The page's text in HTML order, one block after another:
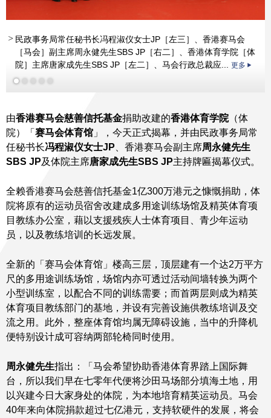
民政事务局常任秘书长冯程淑仪女士JP［左三］、香港赛马会
［马会］副主席周永健先生SBS JP［右二］、香港体育学院［体
院］主席唐家成先生SBS JP［左二］、马会行政总裁应... 更多
更多
更多
更多
更多
由香港赛马会慈善信托基金捐助改建的香港体育学院（体
院）「赛马会体育馆 」，今天正式揭幕，并由民政事务局常
任秘书长冯程淑仪女士JP 、香港赛马会副主席周永健先生
SBS JP及体院主席唐家成先生SBS JP主持牌匾揭幕仪式。
全赖香港赛马会慈善信托基金1亿300万港元之慷慨捐助，体
院将原有的运动员宿舍改建成多用途训练场馆及精英体育项
目教练办公室，藉以支援残疾人士体育项目、青少年运动
员，以及教练培训的长远发展。
全新的「赛马会体育馆」楼高三层，顶层建有一个达2万平方
尺的多用途训练场馆，场馆内亦可透过活动间墙转换为两个
小型训练室，以配合不同的训练需要；而首两层则成为精英
体育项目教练部门的基地，并设有完善设施供教练培训及交
流之用。此外，整座体育馆均属无障碍设施，当中的升降机
便特别设计成可容纳两部轮椅同时使用。
周永健先生指出：「马会希望协助香港体育界踏上国际舞
台，所以我们早在七零年代便将沙田马场部分填海土地，用
以兴建今日大家身处的体院，为本地培育精英运动员。马会
40年来向体院捐款超过七亿港元，支持软硬件的发展，将会